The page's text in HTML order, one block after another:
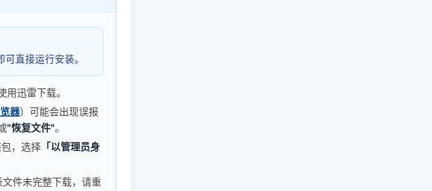
直接运行安装。
迅雷下载。
器）可能会出现误报
"恢复文件"。
，选择 「以管理员身
件未完整下载，请重